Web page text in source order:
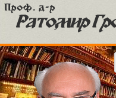
Skip to content